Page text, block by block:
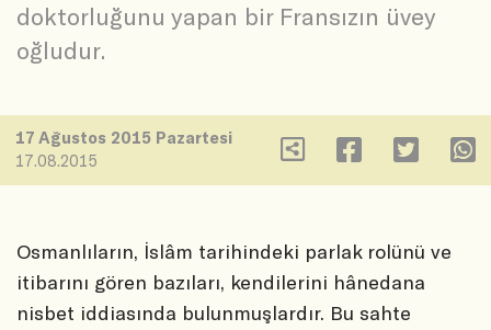
doktorluğunu yapan bir Fransızın üvey
oğludur.
17 Ağustos 2015 Pazartesi
17.08.2015
Osmanlıların, İslâm tarihindeki parlak rolünü ve
itibarını gören bazıları, kendilerini hânedana
nisbet iddiasında bulunmuşlardır. Bu sahte